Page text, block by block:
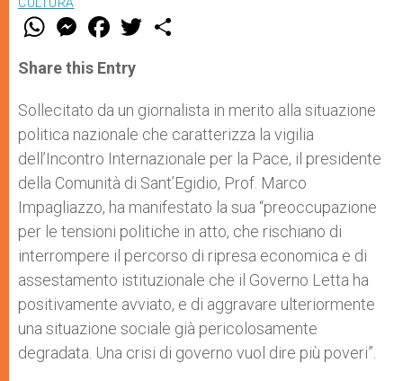
W
t
s
p
p
M
e
s
e
g
e
r
F
a
e
b
o
k
w
r
Share this Entry
Sollecitato da un giornalista in merito alla situazione
politica nazionale che caratterizza la vigilia
dell’Incontro Internazionale per la Pace, il presidente
della Comunità di Sant’Egidio, Prof. Marco
Impagliazzo, ha manifestato la sua “preoccupazione
per le tensioni politiche in atto, che rischiano di
interrompere il percorso di ripresa economica e di
assestamento istituzionale che il Governo Letta ha
positivamente avviato, e di aggravare ulteriormente
una situazione sociale già pericolosamente
degradata. Una crisi di governo vuol dire più poveri”.